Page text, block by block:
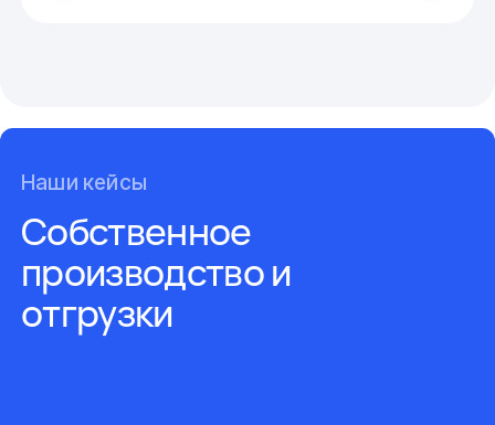
Наши кейсы
Собственное
производство и
отгрузки